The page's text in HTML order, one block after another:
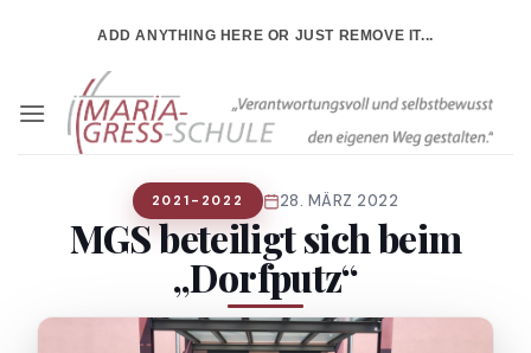
ADD ANYTHING HERE OR JUST REMOVE IT...
2021-2022 28. MÄRZ 2022
MGS beteiligt sich beim
„Dorfputz“